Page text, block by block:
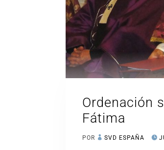
Ordenación
Fátima
POR SVD ESPAÑA